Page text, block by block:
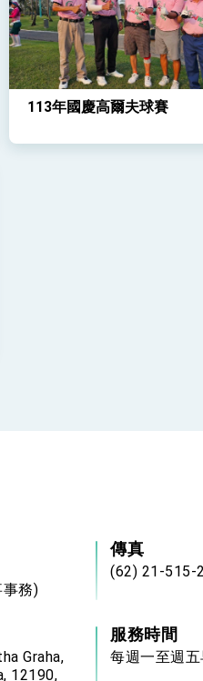
「駐鳳凰城辦事處」，進一步深
113年國慶高爾夫球賽
務)
傳真
(62) 21-515-
Graha,
12190,
服務時間
每週一至週五